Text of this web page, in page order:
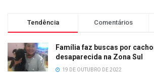
Tendência Comentários
Família faz buscas por
desaparecida na Zona Sul
19 DE OUTUBRO DE 2022